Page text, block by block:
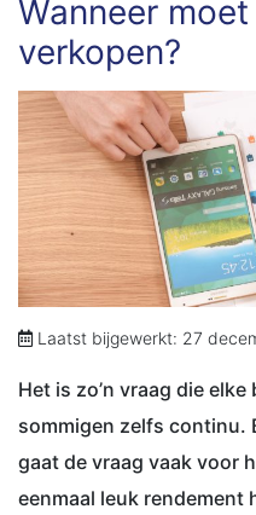
Wanneer
verkopen?
Laatst bijgewerkt: 27
Het is zo’n vraag die
sommigen zelfs continu.
gaat de vraag vaak voor
eenmaal leuk rendement